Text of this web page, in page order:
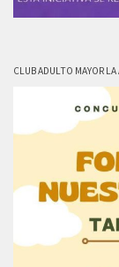
CLUB ADULTO MAYOR LA